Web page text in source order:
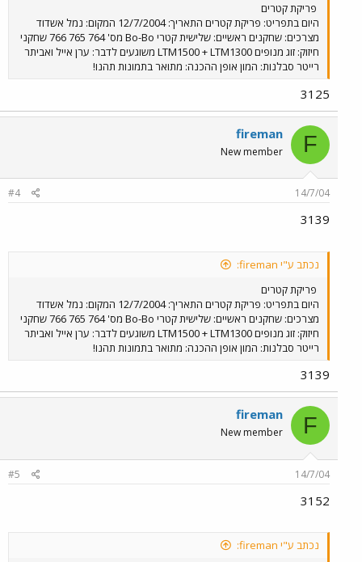
פריקת קטרים
היום בתפריט: פריקת קטרים התאריך: 12/7/2004 המקום: נמל אשדוד
מצרכים: שחקנים ראשיים: שלישית קטרי Bo-Bo מס' 764 765 766 שחקני
חיזוק: זוג מנופים LTM1500 + LTM1300 משוגעים לדבר: ערן אייל ואביתר
רייטר סבלנות: המון אופן ההכנה: מתואר בתמונות תהנו!
3125
F
fireman
New member
14/7/04
#4
3139
נכתב ע"י fireman:
פריקת קטרים
היום בתפריט: פריקת קטרים התאריך: 12/7/2004 המקום: נמל אשדוד
מצרכים: שחקנים ראשיים: שלישית קטרי Bo-Bo מס' 764 765 766 שחקני
חיזוק: זוג מנופים LTM1500 + LTM1300 משוגעים לדבר: ערן אייל ואביתר
רייטר סבלנות: המון אופן ההכנה: מתואר בתמונות תהנו!
3139
F
fireman
New member
14/7/04
#5
3152
נכתב ע"י fireman: